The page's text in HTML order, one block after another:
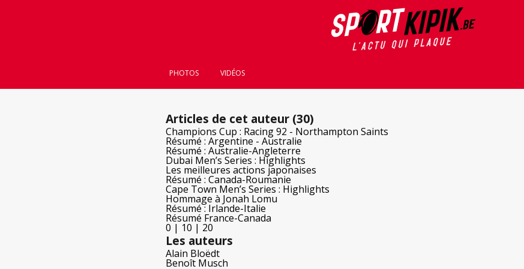
PHOTOS VIDÉOS
Articles de cet auteur (30)
Champions Cup : Racing 92 - Northampton Saints
Résumé : Argentine - Australie
Résumé : Australie-Angleterre
Dubai Men’s Series : Highlights
Les meilleures actions japonaises
Résumé : Canada-Roumanie
Cape Town Men’s Series : Highlights
Hommage à Jonah Lomu
Résumé : Irlande-Italie
Résumé France-Canada
0 | 10 | 20
Les auteurs
Alain Bloëdt
Benoît Musch